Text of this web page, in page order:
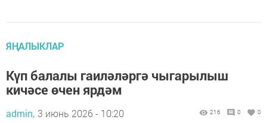
ЯҢАЛЫКЛАР
Күп балалы гаиләләргә чыгарылыш
кичәсе өчен ярдәм
admin, 3 июнь 2026 - 10:20 216 0 0